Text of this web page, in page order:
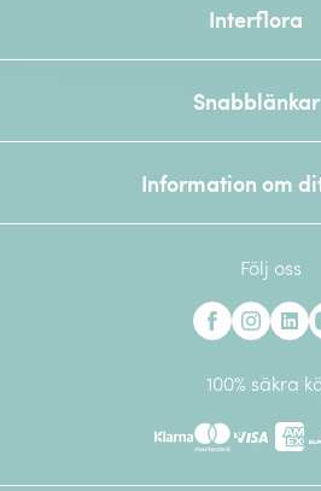
Interflora
Snabblänkar
Information om
Följ oss
100% säkra
KlarnaMastercard